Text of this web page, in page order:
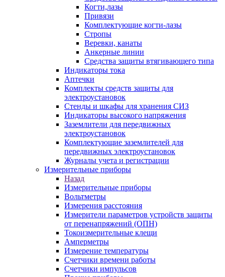
Когти,лазы
Привязи
Комплектующие когти-лазы
Стропы
Веревки, канаты
Анкерные линии
Средства защиты втягивающего типа
Индикаторы тока
Аптечки
Комплекты средств защиты для
электроустановок
Стенды и шкафы для хранения СИЗ
Индикаторы высокого напряжения
Заземлители для передвижных
электроустановок
Комплектующие заземлителей для
передвижных электроустановок
Журналы учета и регистрации
Измерительные приборы
Назад
Измерительные приборы
Вольтметры
Измерения расстояния
Измерители параметров устройств защиты
от перенапряжений (ОПН)
Токоизмерительные клещи
Амперметры
Измерение температуры
Счетчики времени работы
Счетчики импульсов